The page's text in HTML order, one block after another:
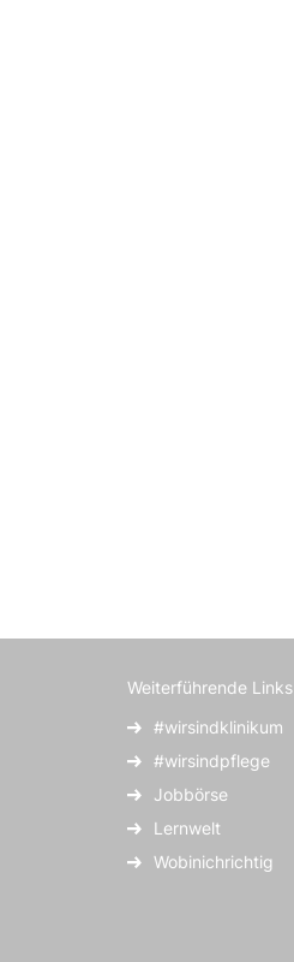
Weiterführende Links
#wirsindklinikum
#wirsindpflege
Jobbörse
Lernwelt
Wobinichrichtig